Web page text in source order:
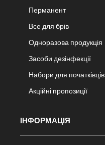
Перманент
Все для брів
Одноразова продукція
Засоби дезінфекції
Набори для початківців
Акційні пропозиції
ІНФОРМАЦІЯ